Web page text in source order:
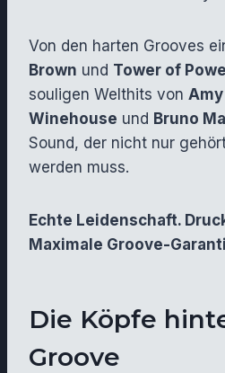
Von den harten Grooves
Brown und Tower of
souligen Welthits von Amy
Winehouse und Bruno
Sound, der nicht nur
werden muss.
Echte Leidenschaft.
Maximale Groove-
Die Köpfe
Groove